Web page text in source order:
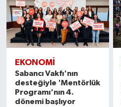
EKONOMI
Sabancı Vakfı'nın
desteğiyle 'Mentörlük
Programı'nın 4.
dönemi başlıyor